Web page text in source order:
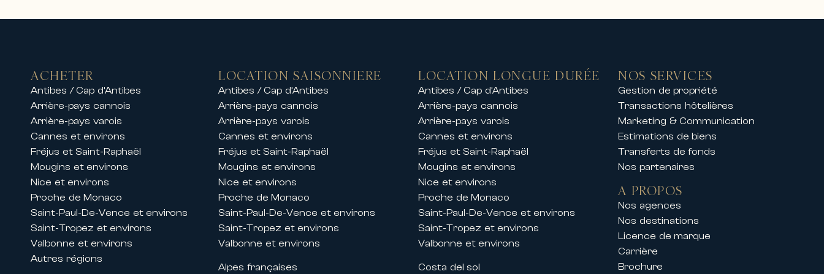
• Appartements haut de gamme en centre-ville ou en bord de mer
• Résidences d’exception proches des plages, ports et golfs
Nos équipes proposent également des locations de chalets de luxe dans les plus belles stations de ski,
permettant de profiter d’un séjour exclusif à la montagne dans un cadre exceptionnel.
Que ce soit pour des vacances en famille, un séjour entre amis ou un événement privé, nos propriétés offrent
confort, élégance et services haut de gamme.
Locations pendant les congrès et festivals de Cannes
Grâce à son implantation historique sur la Côte d’Azur, Carlton International accompagne également ses clients
lors des grands événements internationaux organisés à Cannes.
Nous proposons des locations d’appartements et de villas de prestige pendant les principaux congrès et
festivals tels que :
ACHETER
Antibes / Cap d’Antibes
Arrière-pays cannois
Arrière-pays varois
Cannes et environs
Fréjus et Saint-Raphaël
Mougins et environs
Nice et environs
Proche de Monaco
Saint-Paul-De-Vence et environs
Saint-Tropez et environs
Valbonne et environs
Autres régions
LOCATION SAISONNIERE
Antibes / Cap d’Antibes
Arrière-pays cannois
Arrière-pays varois
Cannes et environs
Fréjus et Saint-Raphaël
Mougins et environs
Nice et environs
Proche de Monaco
Saint-Paul-De-Vence et environs
Saint-Tropez et environs
Valbonne et environs
Alpes françaises
LOCATION LONGUE DURÉE
Antibes / Cap d’Antibes
Arrière-pays cannois
Arrière-pays varois
Cannes et environs
Fréjus et Saint-Raphaël
Mougins et environs
Nice et environs
Proche de Monaco
Saint-Paul-De-Vence et environs
Saint-Tropez et environs
Valbonne et environs
Costa del sol
NOS SERVICES
Gestion de propriété
Transactions hôtelières
Marketing & Communication
Estimations de biens
Transferts de fonds
Nos partenaires
A PROPOS
Nos agences
Nos destinations
Licence de marque
Carrière
Brochure